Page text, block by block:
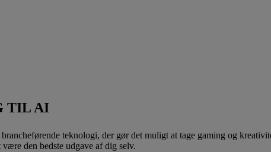
TIL AI
teknologi, der gør det muligt at tage gaming og
den bedste udgave af dig selv.